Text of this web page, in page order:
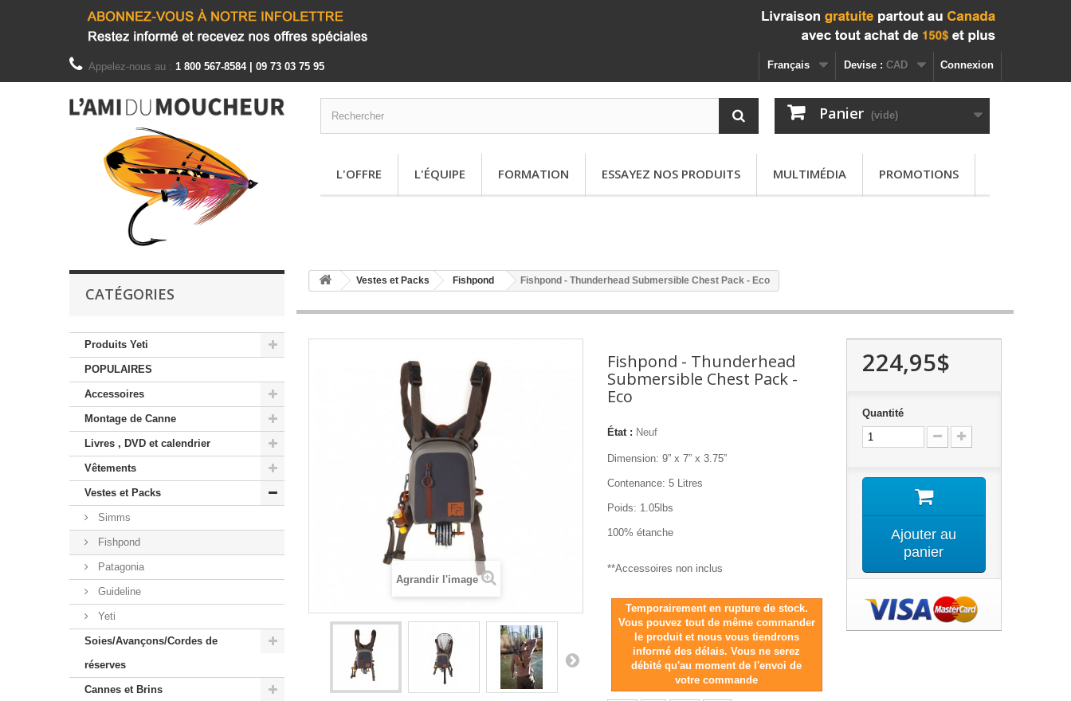
Connexion
Devise : CAD
Français
Appelez-nous au : 1 800 567-8584 | 09 73 03 75 95
Panier (vide)
L'OFFRE L'ÉQUIPE FORMATION ESSAYEZ NOS PRODUITS MULTIMÉDIA PROMOTIONS
CATÉGORIES
Produits Yeti
POPULAIRES
Accessoires
Montage de Canne
Livres , DVD et calendrier
Vêtements
Vestes et Packs
Simms
Fishpond
Patagonia
Guideline
Yeti
Soies/Avançons/Cordes de
réserves
Cannes et Brins
Vestes et Packs Fishpond Fishpond - Thunderhead Submersible Chest Pack - Eco
Agrandir l'image
Fishpond - Thunderhead
Submersible Chest Pack -
Eco
État : Neuf
Dimension: 9” x 7” x 3.75”
Contenance: 5 Litres
Poids: 1.05lbs
100% étanche
**Accessoires non inclus
Temporairement en rupture de stock.
Vous pouvez tout de même commander
le produit et nous vous tiendrons
informé des délais. Vous ne serez
débité qu'au moment de l'envoi de
votre commande
224,95$
Quantité
Ajouter au
panier